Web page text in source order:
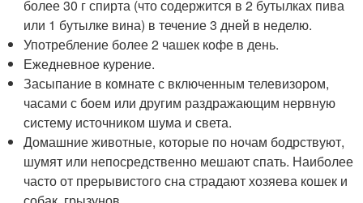
более 30 г спирта (что содержится в 2 бутылках пива
или 1 бутылке вина) в течение 3 дней в неделю.
Употребление более 2 чашек кофе в день.
Ежедневное курение.
Засыпание в комнате с включенным телевизором,
часами с боем или другим раздражающим нервную
систему источником шума и света.
Домашние животные, которые по ночам бодрствуют,
шумят или непосредственно мешают спать. Наиболее
часто от прерывистого сна страдают хозяева кошек и